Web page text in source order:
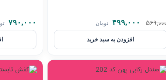
۴۹۹,۰۰۰ تومان
افزودن به سبد خرید
۷۹۰,۰۰۰